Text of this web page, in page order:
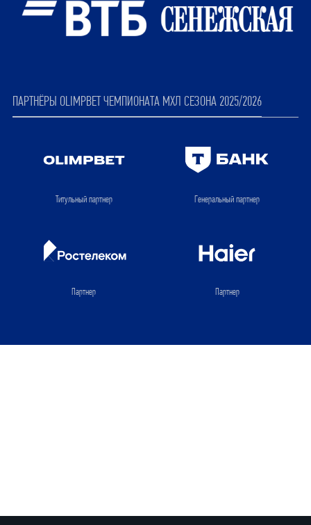
ПАРТНЁРЫ OLIMPBET ЧЕМПИОНАТА МХЛ СЕЗОНА 2025/2026
Титульный партнер Генеральный партнер
Партнер Партнер